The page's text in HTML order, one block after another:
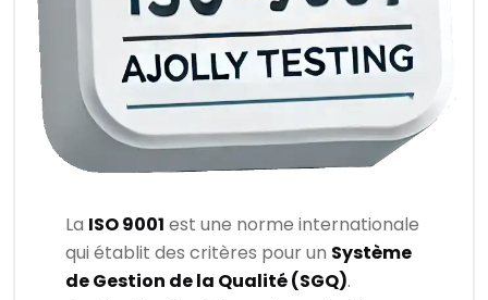
La ISO 9001 est une norme internationale
qui établit des critères pour un Système
de Gestion de la Qualité (SGQ).